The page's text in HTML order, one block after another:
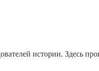
истории. Здесь